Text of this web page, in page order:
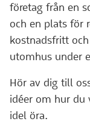
företag från en
och en plats för
kostnadsfritt
utomhus under
Hör av dig till
idéer om hur
idel öra.